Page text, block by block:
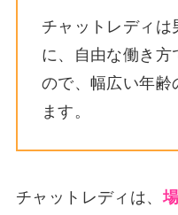
チャットレディは
に、自由な働き方
ので、幅広い年齢
ます。
チャットレディは、